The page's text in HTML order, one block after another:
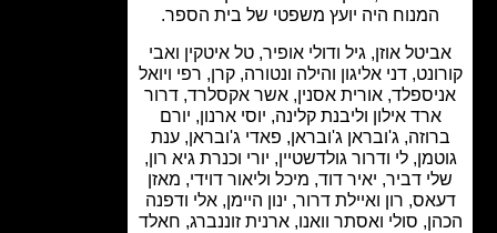
המנוח היה יועץ משפטי של בית הספר.
אוזן, גיל ודולי אופיר, טל איטקין ואבי
דני אליגון והילה ונטורה, קרן, רפי ויואל
אורית אסנין, אשר אקסלרד, דרור
אילון וליבנת קלינה, יוסי ארנון, יורם
ג'ובראן ג'ובראן, פאדי ג'ובראן, ענת
לי ודרור גולדשטיין, יורי וכנרת גיא רון,
דביר, יאיר דוד, מיכל וליאור דוידי, מאזן
רון ואיילת דרור, ינון היימן, אלי ודפנה
סולי ואסתר וואנו, ארנית זוננברג, חאלד